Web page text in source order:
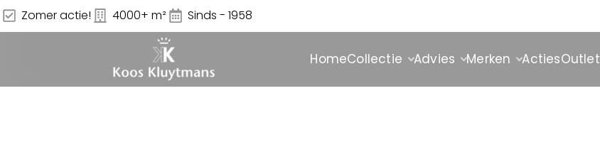
Zomer actie! 4000+ m² Sinds - 1958
HomeCollectie Advies Merken ActiesOutlet